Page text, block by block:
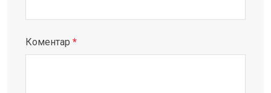
Коментар *